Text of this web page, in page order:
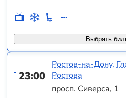
Выбрать
23:00
Ростов-на-Дону,
Ростова
просп. Сиверса, 1